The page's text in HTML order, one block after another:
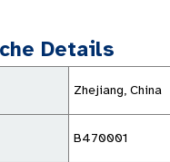
Details
Zhejiang, China
B470001